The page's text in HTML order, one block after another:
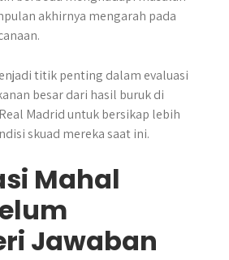
akhirnya mengarah pada
titik penting dalam evaluasi
besar dari hasil buruk di
Madrid untuk bersikap lebih
skuad mereka saat ini.
Mahal
Jawaban